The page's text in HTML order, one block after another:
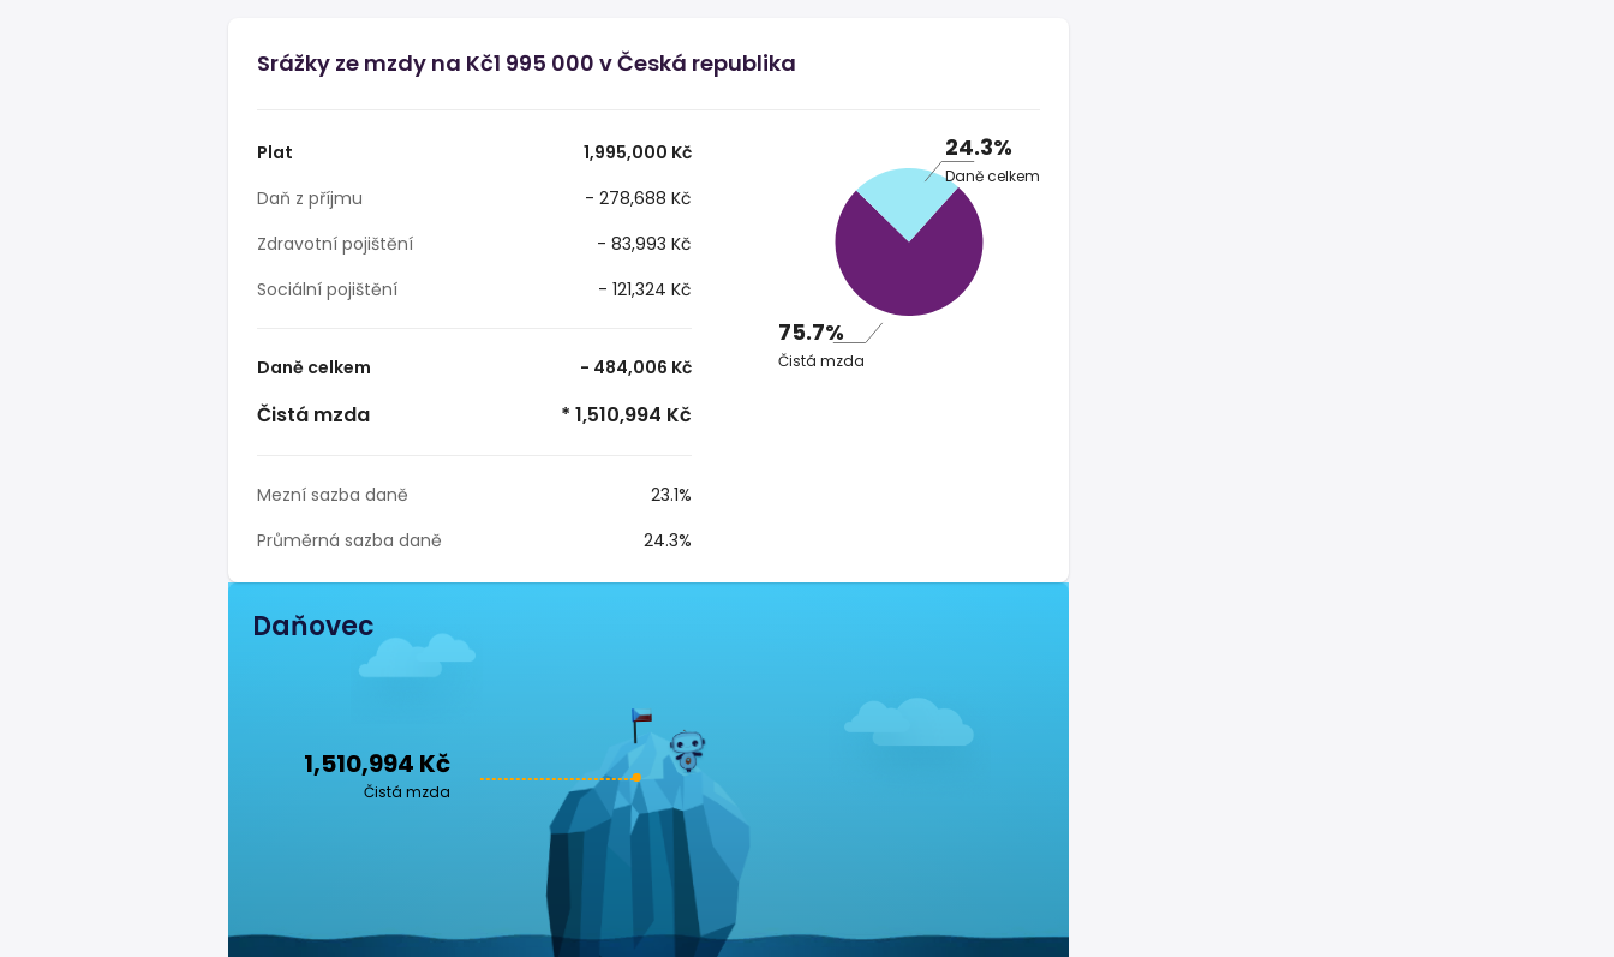
Srážky ze mzdy na Kč1 995 000 v Česká republika
Plat
1,995,000 Kč
Daň z příjmu
- 278,688 Kč
Zdravotní pojištění
- 83,993 Kč
Sociální pojištění
- 121,324 Kč
Daně celkem - 484,006 Kč
Čistá mzda * 1,510,994 Kč
Mezní sazba daně
23.1%
Průměrná sazba daně
24.3%
24.3%
Daně celkem
75.7%
Čistá mzda
Daňovec
1,510,994 Kč
Čistá mzda